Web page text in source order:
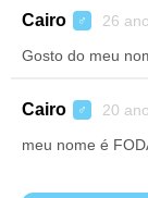
Cairo ♂ 26
Gosto do meu
Cairo ♂ 20
meu nome é